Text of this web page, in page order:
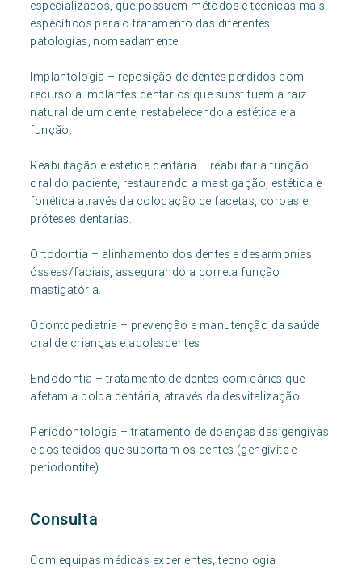
especializados, que possuem métodos e técnicas mais
específicos para o tratamento das diferentes
patologias, nomeadamente:
Implantologia – reposição de dentes perdidos com
recurso a implantes dentários que substituem a raiz
natural de um dente, restabelecendo a estética e a
função.
Reabilitação e estética dentária – reabilitar a função
oral do paciente, restaurando a mastigação, estética e
fonética através da colocação de facetas, coroas e
próteses dentárias.
Ortodontia – alinhamento dos dentes e desarmonias
ósseas/faciais, assegurando a correta função
mastigatória.
Odontopediatria – prevenção e manutenção da saúde
oral de crianças e adolescentes
Endodontia – tratamento de dentes com cáries que
afetam a polpa dentária, através da desvitalização.
Periodontologia – tratamento de doenças das gengivas
e dos tecidos que suportam os dentes (gengivite e
periodontite).
Consulta
Com equipas médicas experientes, tecnologia